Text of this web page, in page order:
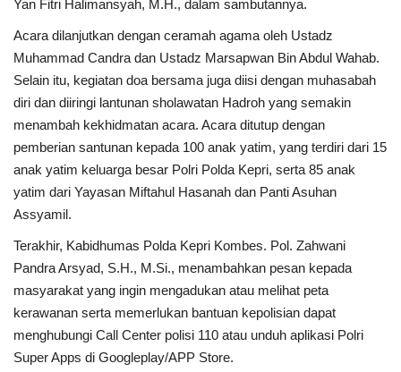
Yan Fitri Halimansyah, M.H., dalam sambutannya.
Acara dilanjutkan dengan ceramah agama oleh Ustadz
Muhammad Candra dan Ustadz Marsapwan Bin Abdul Wahab.
Selain itu, kegiatan doa bersama juga diisi dengan muhasabah
diri dan diiringi lantunan sholawatan Hadroh yang semakin
menambah kekhidmatan acara. Acara ditutup dengan
pemberian santunan kepada 100 anak yatim, yang terdiri dari 15
anak yatim keluarga besar Polri Polda Kepri, serta 85 anak
yatim dari Yayasan Miftahul Hasanah dan Panti Asuhan
Assyamil.
Terakhir, Kabidhumas Polda Kepri Kombes. Pol. Zahwani
Pandra Arsyad, S.H., M.Si., menambahkan pesan kepada
masyarakat yang ingin mengadukan atau melihat peta
kerawanan serta memerlukan bantuan kepolisian dapat
menghubungi Call Center polisi 110 atau unduh aplikasi Polri
Super Apps di Googleplay/APP Store.